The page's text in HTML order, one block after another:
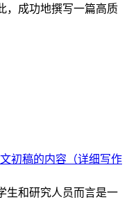
，成功地撰写一篇高质
初稿的内容（详细写作
生和研究人员而言是一